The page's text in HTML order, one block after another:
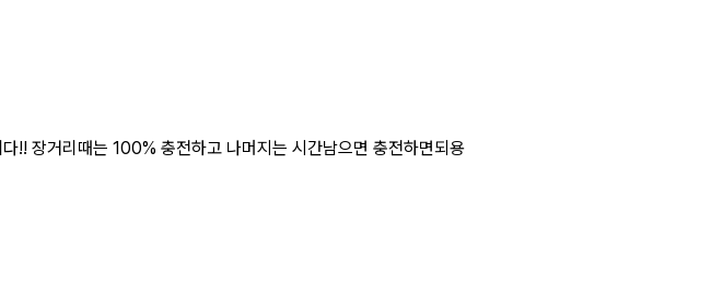
!! 장거리때는 100% 충전하고 나머지는 시간남으면 충전하면되용